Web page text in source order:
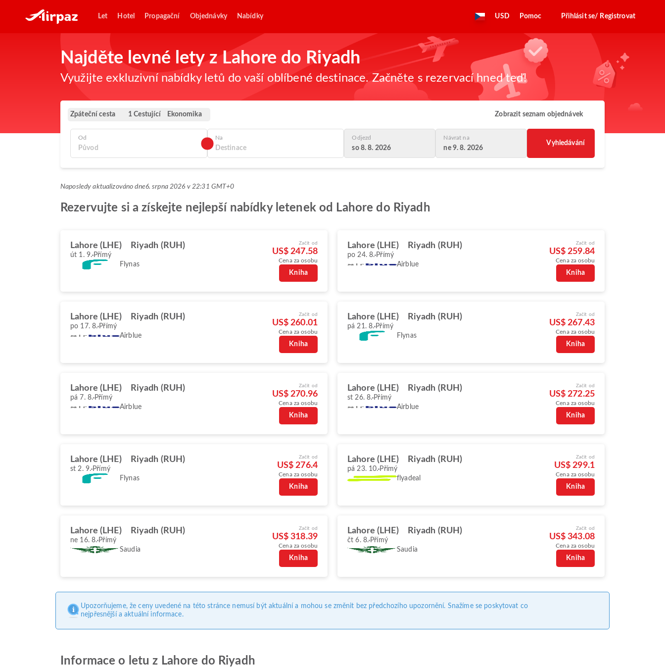
Let Hotel Propagační Objednávky Nabídky USD Pomoc Přihlásit se/ Registrovat
Najděte levné lety z Lahore do Riyadh
Využijte exkluzivní nabídky letů do vaší oblíbené destinace. Začněte s rezervací hned teď!
Zpáteční cesta 1 Cestující Ekonomika Zobrazit seznam objednávek
Od Na Odjezd
so 8. 8. 2026
Návrat na
ne 9. 8. 2026
Vyhledávání
Naposledy aktualizováno dne6. srpna 2026 v 22:31 GMT+0
Rezervujte si a získejte nejlepší nabídky letenek od Lahore do Riyadh
Lahore (LHE) Riyadh (RUH)
út 1. 9. Přímý
Flynas
Začít od
US$ 247.58
Cena za osobu
Kniha
Lahore (LHE) Riyadh (RUH)
po 24. 8. Přímý
Airblue
Začít od
US$ 259.84
Cena za osobu
Kniha
Lahore (LHE) Riyadh (RUH)
po 17. 8. Přímý
Airblue
Začít od
US$ 260.01
Cena za osobu
Kniha
Lahore (LHE) Riyadh (RUH)
pá 21. 8. Přímý
Flynas
Začít od
US$ 267.43
Cena za osobu
Kniha
Lahore (LHE) Riyadh (RUH)
pá 7. 8. Přímý
Airblue
Začít od
US$ 270.96
Cena za osobu
Kniha
Lahore (LHE) Riyadh (RUH)
st 26. 8. Přímý
Airblue
Začít od
US$ 272.25
Cena za osobu
Kniha
Lahore (LHE) Riyadh (RUH)
st 2. 9. Přímý
Flynas
Začít od
US$ 276.4
Cena za osobu
Kniha
Lahore (LHE) Riyadh (RUH)
pá 23. 10. Přímý
flyadeal
Začít od
US$ 299.1
Cena za osobu
Kniha
Lahore (LHE) Riyadh (RUH)
ne 16. 8. Přímý
Saudia
Začít od
US$ 318.39
Cena za osobu
Kniha
Lahore (LHE) Riyadh (RUH)
čt 6. 8. Přímý
Saudia
Začít od
US$ 343.08
Cena za osobu
Kniha
Upozorňujeme, že ceny uvedené na této stránce nemusí být aktuální a mohou se změnit bez předchozího upozornění. Snažíme se poskytovat co
nejpřesnější a aktuální informace.
Informace o letu z Lahore do Riyadh